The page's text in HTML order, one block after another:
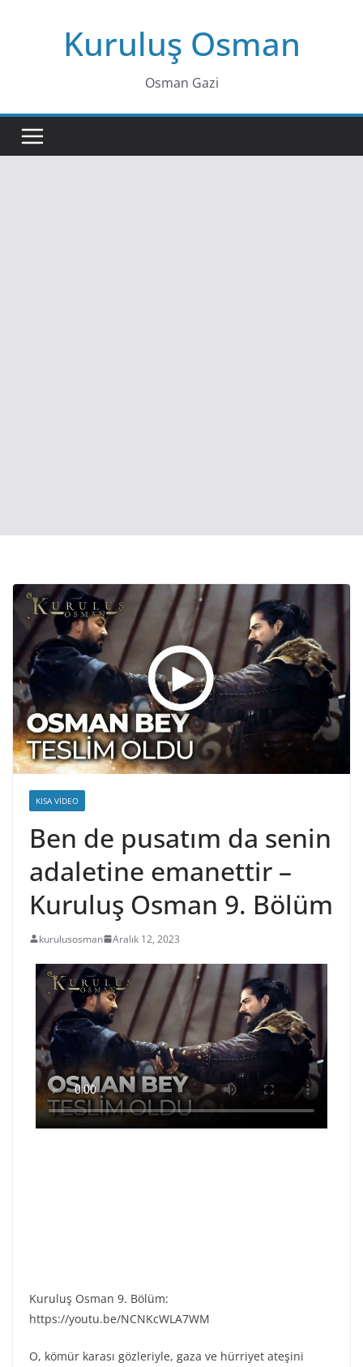
Kuruluş Osman
Osman Gazi
KISA VIDEO
Ben de pusatım da senin
adaletine emanettir –
Kuruluş Osman 9. Bölüm
kurulusosman Aralık 12, 2023
Kuruluş Osman 9. Bölüm:
https://youtu.be/NCNKcWLA7WM
O, kömür karası gözleriyle, gaza ve hürriyet ateşini